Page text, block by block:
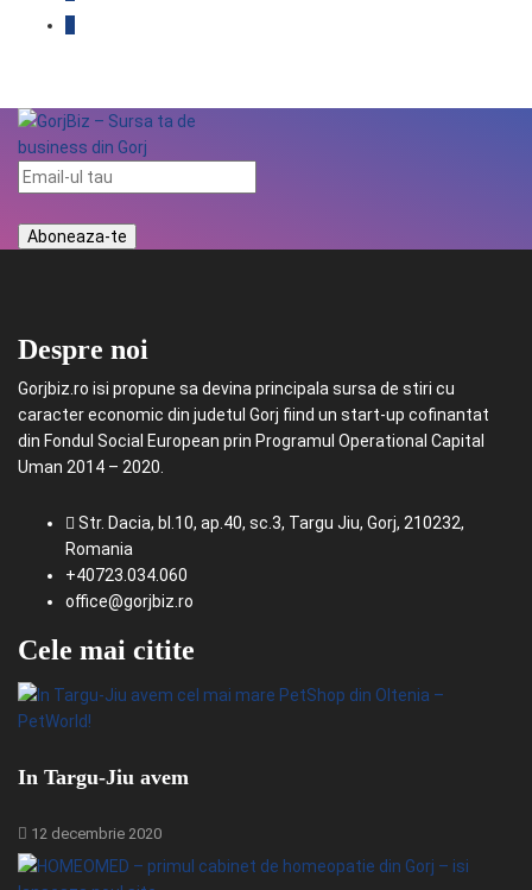
Despre noi
Gorjbiz.ro isi propune sa devina principala sursa de stiri cu
caracter economic din judetul Gorj fiind un start-up cofinantat
din Fondul Social European prin Programul Operational Capital
Uman 2014 – 2020.
Str. Dacia, bl.10, ap.40, sc.3, Targu Jiu, Gorj, 210232,
Romania
+40723.034.060
office@gorjbiz.ro
Cele mai citite
In Targu-Jiu avem
12 decembrie 2020